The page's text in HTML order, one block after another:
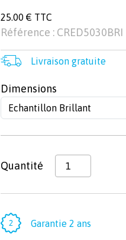
25.00 € TTC
Référence :
Livraison gratuite
Dimensions
Quantité
Garantie 2 ans